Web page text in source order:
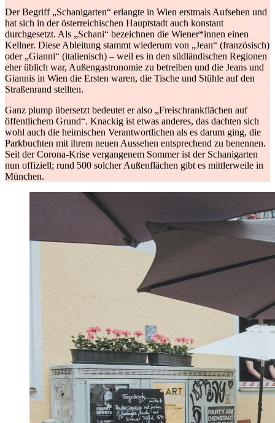
Der Begriff „Schanigarten“ erlangte in Wien erstmals Aufsehen und
hat sich in der österreichischen Hauptstadt auch konstant
durchgesetzt. Als „Schani“ bezeichnen die Wiener*innen einen
Kellner. Diese Ableitung stammt wiederum von „Jean“ (französisch)
oder „Gianni“ (italienisch) – weil es in den südländischen Regionen
eher üblich war, Außengastronomie zu betreiben und die Jeans und
Giannis in Wien die Ersten waren, die Tische und Stühle auf den
Straßenrand stellten.
Ganz plump übersetzt bedeutet er also „Freischrankflächen auf
öffentlichem Grund“. Knackig ist etwas anderes, das dachten sich
wohl auch die heimischen Verantwortlichen als es darum ging, die
Parkbuchten mit ihrem neuen Aussehen entsprechend zu benennen.
Seit der Corona-Krise vergangenem Sommer ist der Schanigarten
nun offiziell; rund 500 solcher Außenflächen gibt es mittlerweile in
München.